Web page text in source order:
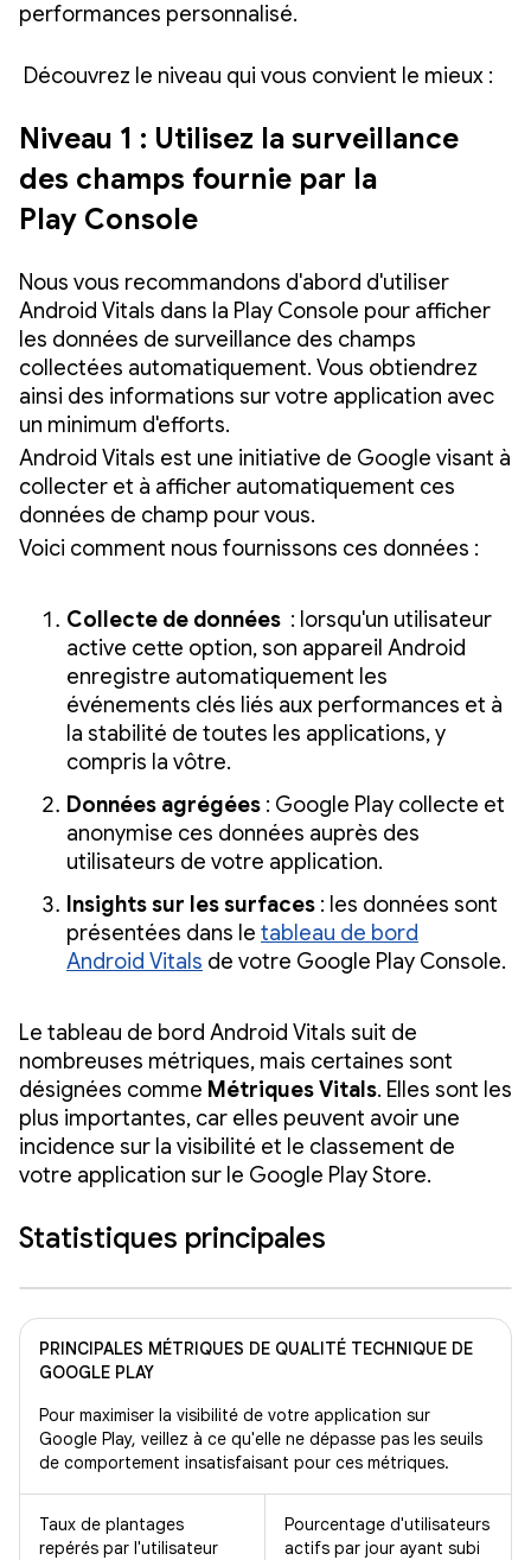
performances personnalisé.
Découvrez le niveau qui vous convient le mieux :
Niveau 1 : Utilisez la surveillance
des champs fournie par la
Play Console
Nous vous recommandons d'abord d'utiliser
Android Vitals dans la Play Console pour afficher
les données de surveillance des champs
collectées automatiquement. Vous obtiendrez
ainsi des informations sur votre application avec
un minimum d'efforts.
Android Vitals est une initiative de Google visant à
collecter et à afficher automatiquement ces
données de champ pour vous.
Voici comment nous fournissons ces données :
Collecte de données : lorsqu'un utilisateur
active cette option, son appareil Android
enregistre automatiquement les
événements clés liés aux performances et à
la stabilité de toutes les applications, y
compris la vôtre.
Données agrégées : Google Play collecte et
anonymise ces données auprès des
utilisateurs de votre application.
Insights sur les surfaces : les données sont
présentées dans le tableau de bord
Android Vitals de votre Google Play Console.
Le tableau de bord Android Vitals suit de
nombreuses métriques, mais certaines sont
désignées comme Métriques Vitals. Elles sont les
plus importantes, car elles peuvent avoir une
incidence sur la visibilité et le classement de
votre application sur le Google Play Store.
Statistiques principales
PRINCIPALES MÉTRIQUES DE QUALITÉ TECHNIQUE DE
GOOGLE PLAY
Pour maximiser la visibilité de votre application sur
Google Play, veillez à ce qu'elle ne dépasse pas les seuils
de comportement insatisfaisant pour ces métriques.
Taux de plantages
repérés par l'utilisateur
Pourcentage d'utilisateurs
actifs par jour ayant subi